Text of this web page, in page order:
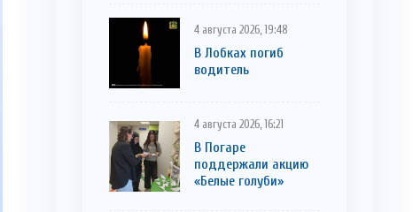
4 августа 2026, 19:48
В Лобках погиб
водитель
4 августа 2026, 16:21
В Погаре
поддержали акцию
«Белые голуби»